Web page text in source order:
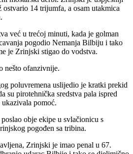
ostvario 14 trijumfa, a osam utakmica
već u trećoj minuti, kada je golman
pogodio Nemanja Bilbiju i tako
je Zrinjski stigao do vodstva.
nešto ofanzivnije.
poluvremena uslijedio je kratki prekid
su pirotehnička sredstva pala ispred
ukazivala pomoć.
obje ekipe u svlačionicu s
pogođen sa tribina.
Zrinjski je imao penal u 67.